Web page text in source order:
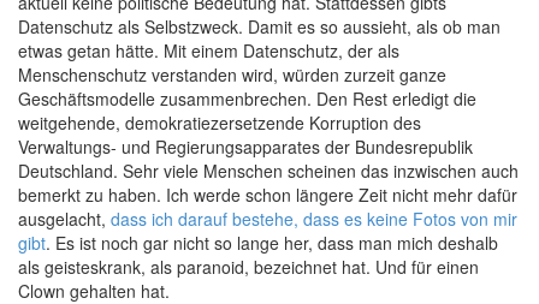
Datenschutz als Selbstzweck. Damit es so aussieht, als ob man
etwas getan hätte. Mit einem Datenschutz, der als
Menschenschutz verstanden wird, würden zurzeit ganze
Geschäftsmodelle zusammenbrechen. Den Rest erledigt die
weitgehende, demokratiezersetzende Korruption des
Verwaltungs- und Regierungsapparates der Bundesrepublik
Deutschland. Sehr viele Menschen scheinen das inzwischen auch
bemerkt zu haben. Ich werde schon längere Zeit nicht mehr dafür
ausgelacht, dass ich darauf bestehe, dass es keine Fotos von mir
gibt. Es ist noch gar nicht so lange her, dass man mich deshalb
als geisteskrank, als paranoid, bezeichnet hat. Und für einen
Clown gehalten hat.